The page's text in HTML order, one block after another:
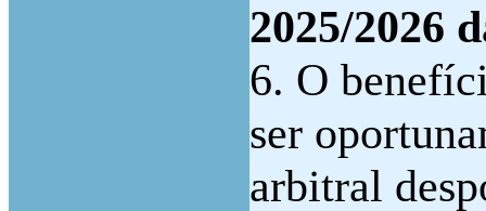
2025/2026
6. O
ser
arbitral